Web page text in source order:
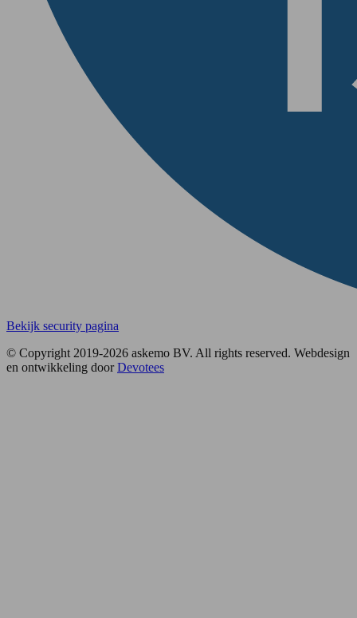
Bekijk security pagina
© Copyright 2019-2026 askemo BV. All rights reserved. Webdesign
en ontwikkeling doorDevotees